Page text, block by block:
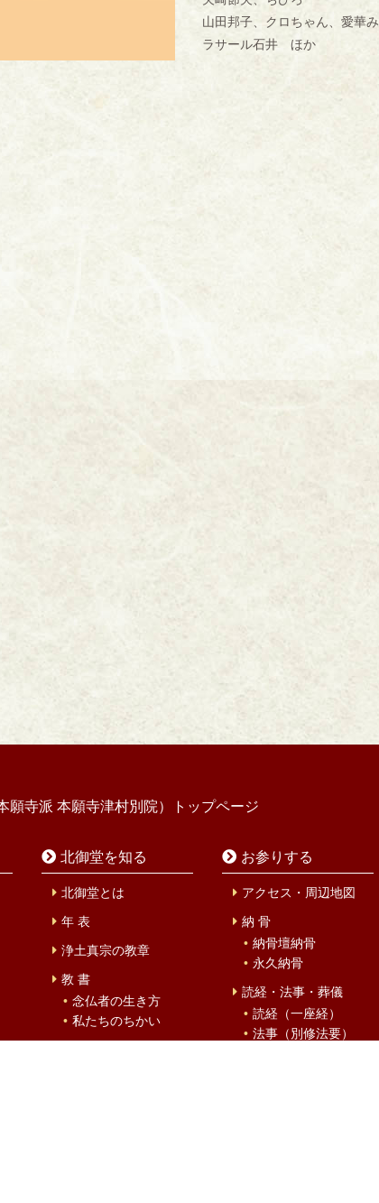
山田邦子、クロちゃん、愛華
ラサール石井 ほか
願寺派 本願寺津村別院）トップページ
北御堂を知る
北御堂とは
年 表
浄土真宗の教章
教 書
念仏者の生き方
私たちのちかい
お参りする
アクセス・周辺地図
納 骨
納骨壇納骨
永久納骨
読経・法事・葬儀
読経（一座経）
法事（別修法要）